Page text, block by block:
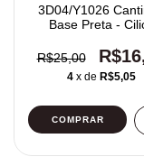
3D04/Y1026
Base Preta -
R$25,00
4 x de R$5,05